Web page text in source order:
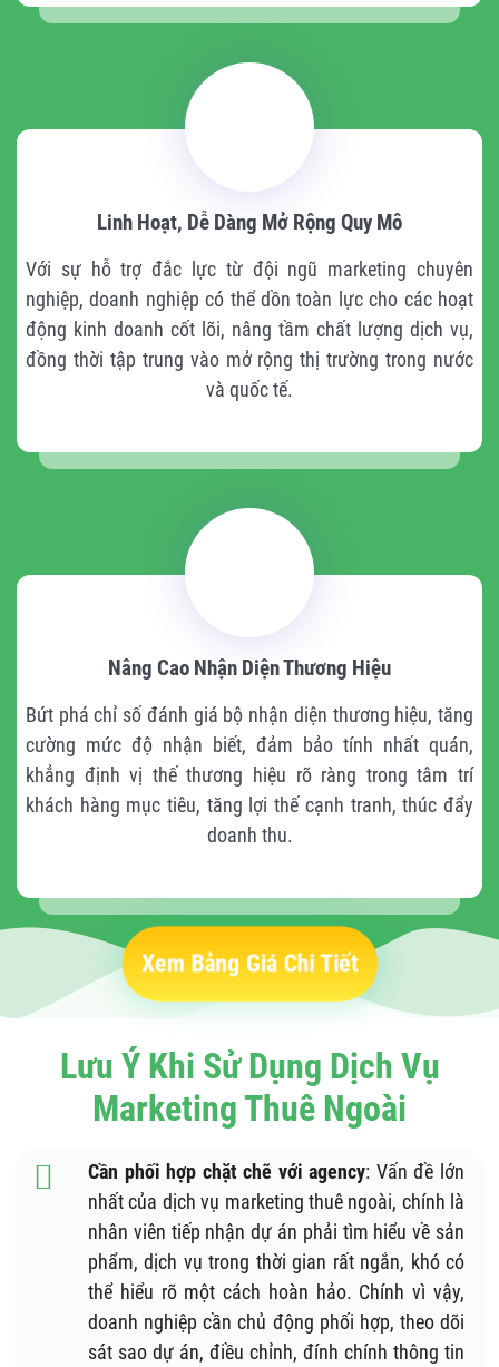
Linh Hoạt, Dễ Dàng Mở Rộng Quy Mô
Với sự hỗ trợ đắc lực từ đội ngũ marketing chuyên
nghiệp, doanh nghiệp có thể dồn toàn lực cho các hoạt
động kinh doanh cốt lõi, nâng tầm chất lượng dịch vụ,
đồng thời tập trung vào mở rộng thị trường trong nước
và quốc tế.
Nâng Cao Nhận Diện Thương Hiệu
Bứt phá chỉ số đánh giá bộ nhận diện thương hiệu, tăng
cường mức độ nhận biết, đảm bảo tính nhất quán,
khẳng định vị thế thương hiệu rõ ràng trong tâm trí
khách hàng mục tiêu, tăng lợi thế cạnh tranh, thúc đẩy
doanh thu.
Xem Bảng Giá Chi Tiết
Lưu Ý Khi Sử Dụng Dịch Vụ
Marketing Thuê Ngoài
Cần phối hợp chặt chẽ với agency: Vấn đề lớn
nhất của dịch vụ marketing thuê ngoài, chính là
nhân viên tiếp nhận dự án phải tìm hiểu về sản
phẩm, dịch vụ trong thời gian rất ngắn, khó có
thể hiểu rõ một cách hoàn hảo. Chính vì vậy,
doanh nghiệp cần chủ động phối hợp, theo dõi
sát sao dự án, điều chỉnh, đính chính thông tin